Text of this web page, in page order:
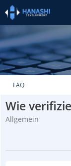
FAQ
Wie
Allgemein